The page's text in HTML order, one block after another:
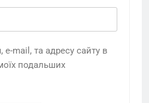
e-mail, та адресу сайту в
подальших